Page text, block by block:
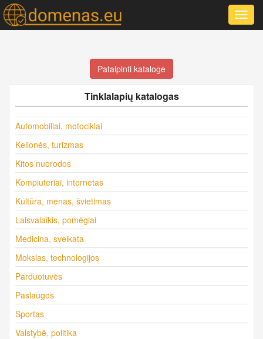
Patalpinti kataloge
Tinklalapių katalogas
Automobiliai, motociklai
Kelionės, turizmas
Kitos nuorodos
Kompiuteriai, internetas
Kultūra, menas, švietimas
Laisvalaikis, pomėgiai
Medicina, sveikata
Mokslas, technologijos
Parduotuvės
Paslaugos
Sportas
Valstybė, politika